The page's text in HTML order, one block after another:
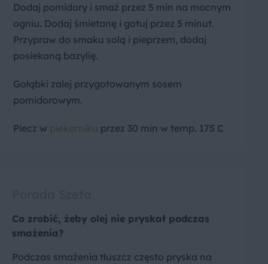
Dodaj pomidory i smaż przez 5 min na mocnym
ogniu. Dodaj śmietanę i gotuj przez 5 minut.
Przypraw do smaku solą i pieprzem, dodaj
posiekaną bazylię.
Gołąbki zalej przygotowanym sosem
pomidorowym.
Piecz w piekarniku przez 30 min w temp. 175 C
Co zrobić, żeby olej nie pryskał podczas
smażenia?
Podczas smażenia tłuszcz często pryska na